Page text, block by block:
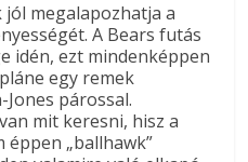
megalapozhatja a
A Bears futás
idén, ezt mindenképpen
egy remek
párossal.
mit keresni, hisz a
éppen „ballhawk”